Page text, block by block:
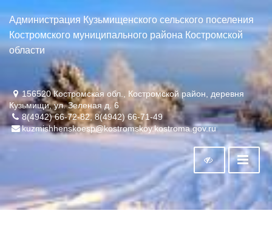
Администрация Кузьмищенского сельского поселения
Костромского муниципального района Костромской
области
156520 Костромская обл., Костромской район, деревня
Кузьмищи, ул. Зеленая д. 6
8(4942) 66-72-82, 8(4942) 66-71-49
kuzmishhenskoesp@kostromskoy.kostroma.gov.ru